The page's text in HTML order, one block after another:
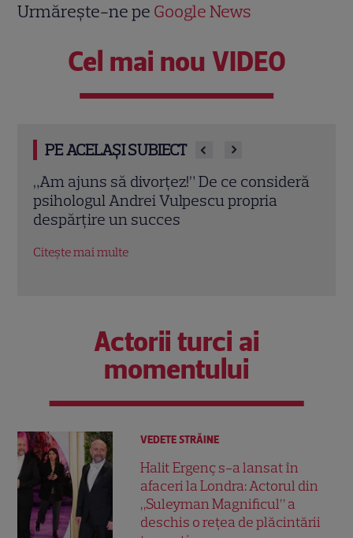
Urmărește-ne pe Google News
Cel mai nou VIDEO
PE ACELAȘI SUBIECT
Eva Pavel nu ia vacanță! Realizatoarea
emisiunii „Apel la Consilier” pregătește
un nou sezon intens la Kanal D
Citește mai multe
Actorii turci ai
momentului
VEDETE STRĂINE
Halit Ergenç s-a lansat în
afaceri la Londra: Actorul din
„Suleyman Magnificul” a
deschis o rețea de plăcintării